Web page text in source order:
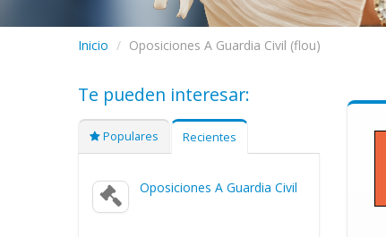
Inicio / Oposiciones A Guardia Civil (flou)
Te pueden interesar:
Populares Recientes
Oposiciones A Guardia Civil